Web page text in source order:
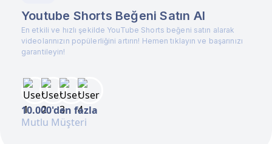
Youtube Shorts Beğeni Satın Al
En etkili ve hızlı şekilde YouTube Shorts beğeni satın alarak
videolarınızın popülerliğini artırın! Hemen tıklayın ve başarınızı
garantileyin!
10.000'den fazla
Mutlu Müşteri